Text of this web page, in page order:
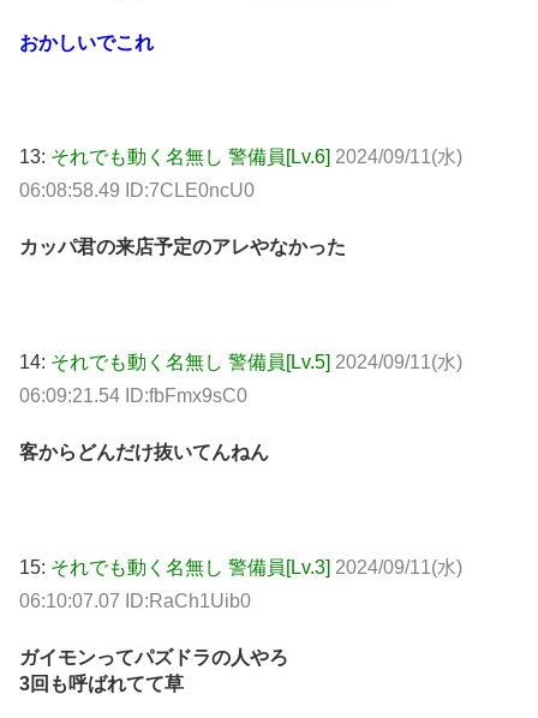
おかしいでこれ
13: それでも動く名無し 警備員[Lv.6] 2024/09/11(水)
06:08:58.49 ID:7CLE0ncU0
カッパ君の来店予定のアレやなかった
14: それでも動く名無し 警備員[Lv.5] 2024/09/11(水)
06:09:21.54 ID:fbFmx9sC0
客からどんだけ抜いてんねん
15: それでも動く名無し 警備員[Lv.3] 2024/09/11(水)
06:10:07.07 ID:RaCh1Uib0
ガイモンってパズドラの人やろ
3回も呼ばれてて草